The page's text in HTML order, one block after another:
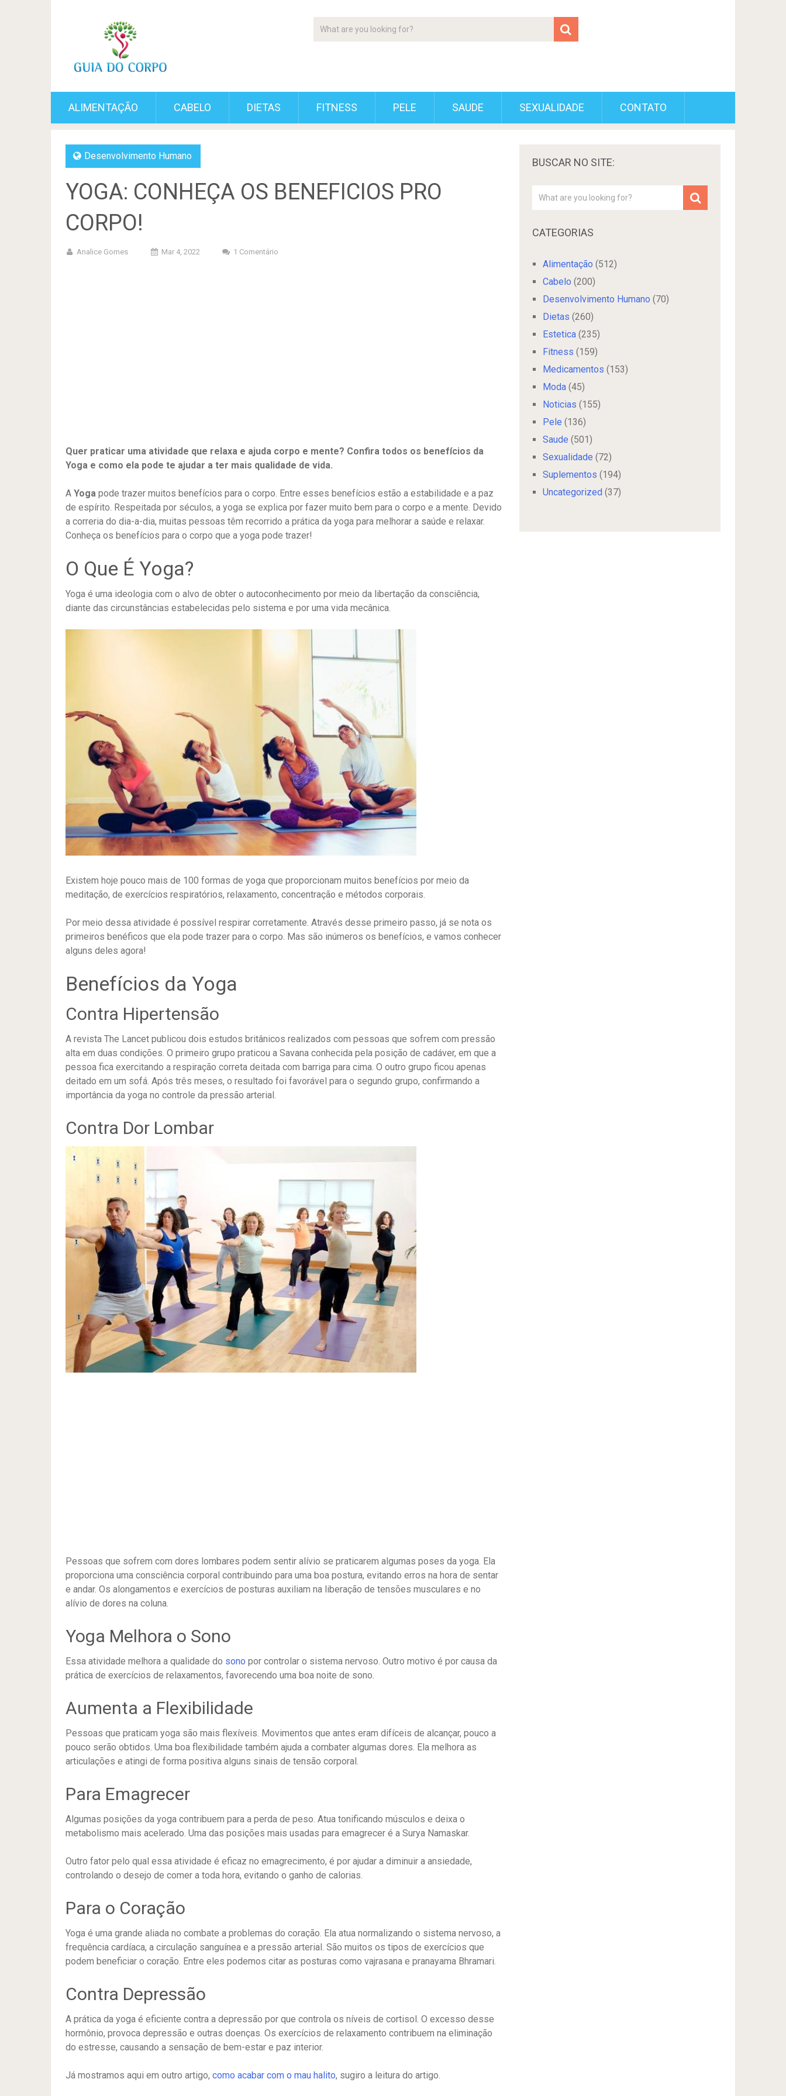
ALIMENTAÇÃO CABELO DIETAS FITNESS PELE SAUDE SEXUALIDADE CONTATO
Desenvolvimento Humano
YOGA: CONHEÇA OS BENEFICIOS PRO
CORPO!
Analice Gomes Mar 4, 2022 1 Comentário
Quer praticar uma atividade que relaxa e ajuda corpo e mente? Confira todos os benefícios da
Yoga e como ela pode te ajudar a ter mais qualidade de vida.
A Yoga pode trazer muitos benefícios para o corpo. Entre esses benefícios estão a estabilidade e a paz
de espírito. Respeitada por séculos, a yoga se explica por fazer muito bem para o corpo e a mente. Devido
a correria do dia-a-dia, muitas pessoas têm recorrido a prática da yoga para melhorar a saúde e relaxar.
Conheça os benefícios para o corpo que a yoga pode trazer!
O Que É Yoga?
Yoga é uma ideologia com o alvo de obter o autoconhecimento por meio da libertação da consciência,
diante das circunstâncias estabelecidas pelo sistema e por uma vida mecânica.
Existem hoje pouco mais de 100 formas de yoga que proporcionam muitos benefícios por meio da
meditação, de exercícios respiratórios, relaxamento, concentração e métodos corporais.
Por meio dessa atividade é possível respirar corretamente. Através desse primeiro passo, já se nota os
primeiros benéficos que ela pode trazer para o corpo. Mas são inúmeros os benefícios, e vamos conhecer
alguns deles agora!
Benefícios da Yoga
Contra Hipertensão
A revista The Lancet publicou dois estudos britânicos realizados com pessoas que sofrem com pressão
alta em duas condições. O primeiro grupo praticou a Savana conhecida pela posição de cadáver, em que a
pessoa fica exercitando a respiração correta deitada com barriga para cima. O outro grupo ficou apenas
deitado em um sofá. Após três meses, o resultado foi favorável para o segundo grupo, confirmando a
importância da yoga no controle da pressão arterial.
Contra Dor Lombar
Pessoas que sofrem com dores lombares podem sentir alívio se praticarem algumas poses da yoga. Ela
proporciona uma consciência corporal contribuindo para uma boa postura, evitando erros na hora de sentar
e andar. Os alongamentos e exercícios de posturas auxiliam na liberação de tensões musculares e no
alívio de dores na coluna.
Yoga Melhora o Sono
Essa atividade melhora a qualidade do sono por controlar o sistema nervoso. Outro motivo é por causa da
prática de exercícios de relaxamentos, favorecendo uma boa noite de sono.
Aumenta a Flexibilidade
Pessoas que praticam yoga são mais flexíveis. Movimentos que antes eram difíceis de alcançar, pouco a
pouco serão obtidos. Uma boa flexibilidade também ajuda a combater algumas dores. Ela melhora as
articulações e atingi de forma positiva alguns sinais de tensão corporal.
Para Emagrecer
Algumas posições da yoga contribuem para a perda de peso. Atua tonificando músculos e deixa o
metabolismo mais acelerado. Uma das posições mais usadas para emagrecer é a Surya Namaskar.
Outro fator pelo qual essa atividade é eficaz no emagrecimento, é por ajudar a diminuir a ansiedade,
controlando o desejo de comer a toda hora, evitando o ganho de calorias.
Para o Coração
Yoga é uma grande aliada no combate a problemas do coração. Ela atua normalizando o sistema nervoso, a
frequência cardíaca, a circulação sanguínea e a pressão arterial. São muitos os tipos de exercícios que
podem beneficiar o coração. Entre eles podemos citar as posturas como vajrasana e pranayama Bhramari.
Contra Depressão
A prática da yoga é eficiente contra a depressão por que controla os níveis de cortisol. O excesso desse
hormônio, provoca depressão e outras doenças. Os exercícios de relaxamento contribuem na eliminação
do estresse, causando a sensação de bem-estar e paz interior.
Já mostramos aqui em outro artigo, como acabar com o mau halito, sugiro a leitura do artigo.
BUSCAR NO SITE:
CATEGORIAS
Alimentação (512)
Cabelo (200)
Desenvolvimento Humano (70)
Dietas (260)
Estetica (235)
Fitness (159)
Medicamentos (153)
Moda (45)
Noticias (155)
Pele (136)
Saude (501)
Sexualidade (72)
Suplementos (194)
Uncategorized (37)